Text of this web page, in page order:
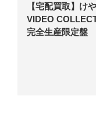
【宅配買取】け
VIDEO
完全生産限定盤